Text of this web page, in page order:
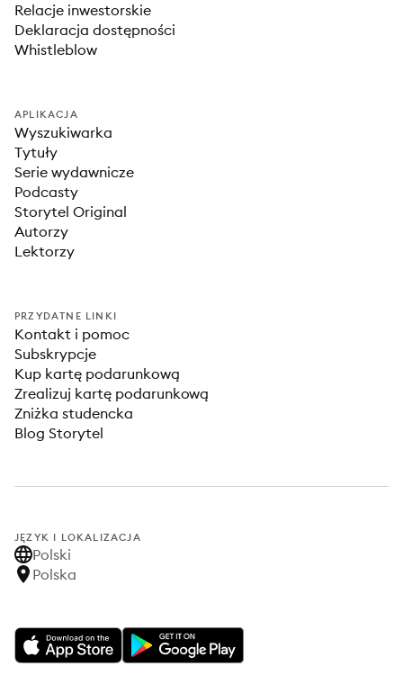
Relacje inwestorskie
Deklaracja dostępności
Whistleblow
APLIKACJA
Wyszukiwarka
Tytuły
Serie wydawnicze
Podcasty
Storytel Original
Autorzy
Lektorzy
PRZYDATNE LINKI
Kontakt i pomoc
Subskrypcje
Kup kartę podarunkową
Zrealizuj kartę podarunkową
Zniżka studencka
Blog Storytel
JĘZYK I LOKALIZACJA
Polski
Polska